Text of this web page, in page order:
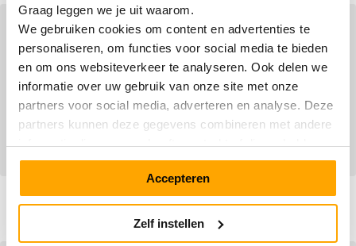
Graag leggen we je uit waarom.
We gebruiken cookies om content en advertenties te
personaliseren, om functies voor social media te bieden
en om ons websiteverkeer te analyseren. Ook delen we
informatie over uw gebruik van onze site met onze
partners voor social media, adverteren en analyse. Deze
partners kunnen deze gegevens combineren met andere
informatie die u aan ze heeft verstrekt of die ze hebben
verzameld op basis van uw gebruik van hun services.
Accepteren
Zelf instellen
Empress 8007 Black/Black
Empress 8007 Poppy Red
OUTLET